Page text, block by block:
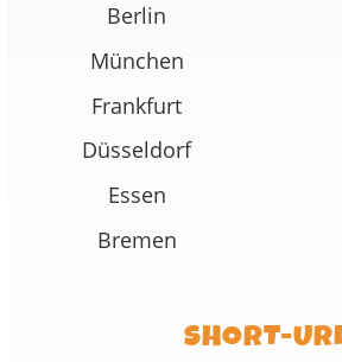
Berlin
München
Frankfurt
Düsseldorf
Essen
Bremen
SHORT-